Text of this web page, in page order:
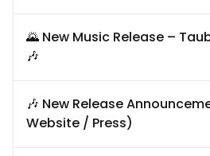
🌄 New Music Release –
🎶
🎶 New Release
Website / Press)